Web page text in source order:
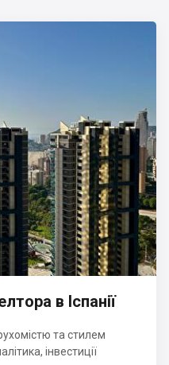
в Іспанії
та стилем
інвестиції